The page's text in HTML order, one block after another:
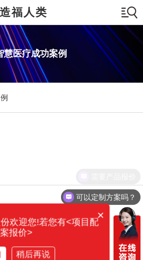
福人类
慧医疗成功案例
可以定制方案吗？
×
欢迎您!若您有<项目配
报价>
稍后再说